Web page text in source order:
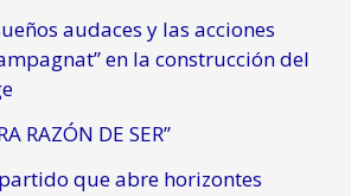
audaces y las acciones
en la construcción del
RAZÓN DE SER”
que abre horizontes